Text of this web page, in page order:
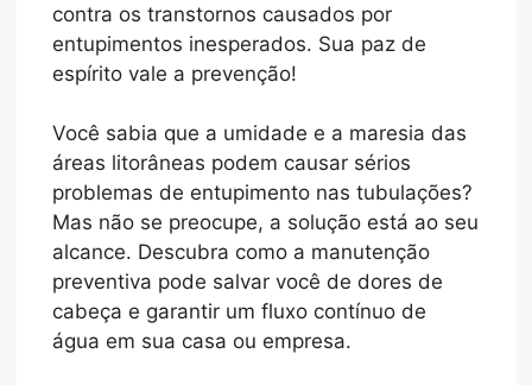
contra os transtornos causados por
entupimentos inesperados. Sua paz de
espírito vale a prevenção!
Você sabia que a umidade e a maresia das
áreas litorâneas podem causar sérios
problemas de entupimento nas tubulações?
Mas não se preocupe, a solução está ao seu
alcance. Descubra como a manutenção
preventiva pode salvar você de dores de
cabeça e garantir um fluxo contínuo de
água em sua casa ou empresa.